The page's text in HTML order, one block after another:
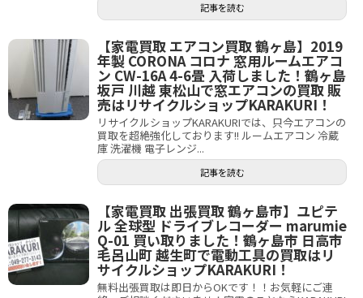
記事を読む
【家電買取 エアコン買取 鶴ヶ島】2019
年製 CORONA コロナ 窓用ルームエアコ
ン CW-16A 4-6畳 入荷しました！鶴ヶ島
坂戸 川越 東松山で窓エアコンの買取 販
売はリサイクルショップKARAKURI！
リサイクルショップKARAKURIでは、只今エアコンの
買取を超絶強化しております!! ルームエアコン 冷蔵
庫 洗濯機 電子レンジ...
記事を読む
【家電買取 出張買取 鶴ヶ島市】ユピテ
ル 全球型 ドライブレコーダー marumie
Q-01 買い取りました！鶴ヶ島市 日高市
毛呂山町 越生町で電動工具の買取はリ
サイクルショップKARAKURI！
無料出張買取は即日からOKです！！お気軽にご連